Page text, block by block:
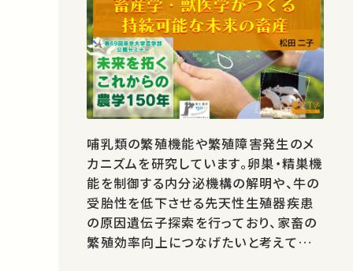
哺乳類の繁殖機能や繁殖障害発生のメ
カニズムを研究しています。卵巣・精巣機
能を制御する内分泌機構の解明や、牛の
受胎性を低下させる先天性生殖器疾患
の原因遺伝子探索を行っており、家畜の
繁殖効率向上につなげたいと考えていま